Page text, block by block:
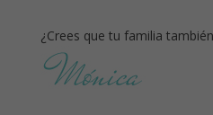
¿Crees que tu familia